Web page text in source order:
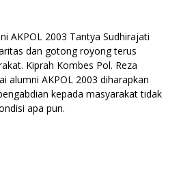
AKPOL 2003 Tantya Sudhirajati
dan gotong royong terus
Kiprah Kombes Pol. Reza
alumni AKPOL 2003 diharapkan
kepada masyarakat tidak
apa pun.